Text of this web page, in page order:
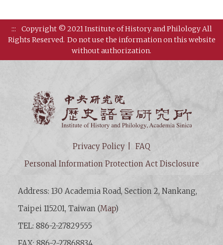
:::
Copyright © 2021 Institute of History and Philology All
Rights Reserved. Do not use the information on this website
without authorization.
Privacy Policy
FAQ
Personal Information Protection Act Disclosure
Address: 130 Academia Road, Section 2, Nankang,
Taipei 115201, Taiwan (Map)
TEL: 886-2-27829555
FAX: 886-2-27868834